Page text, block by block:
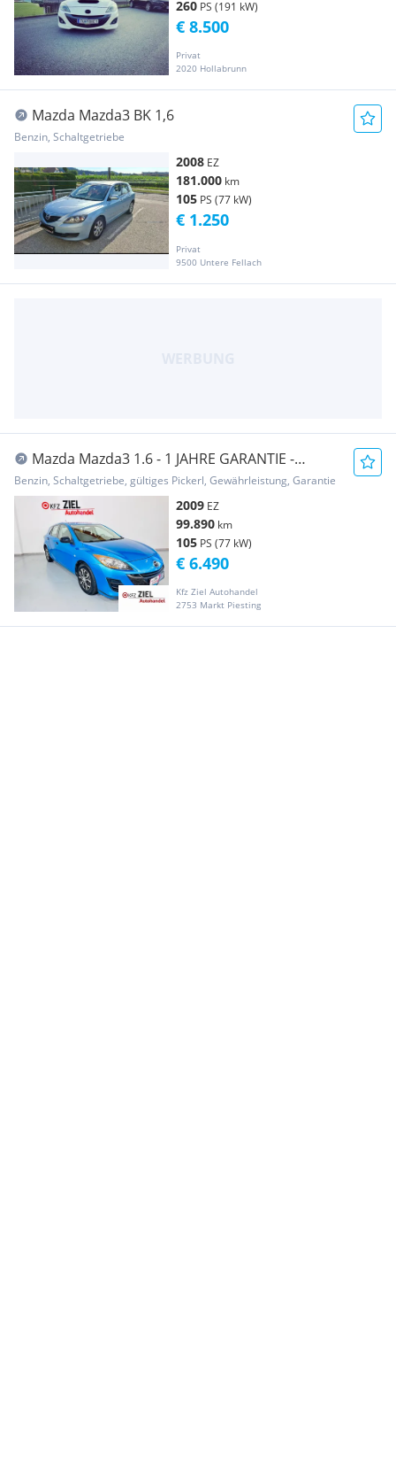
260 PS (191 kW)
Privat
2020 Hollabrunn
€ 8.500
Mazda Mazda3 BK 1,6
Benzin, Schaltgetriebe
2008 EZ
181.000 km
105 PS (77 kW)
Privat
9500 Untere Fellach
€ 1.250
Mazda Mazda3 1.6 - 1 JAHRE GARANTIE -
FINANZIERUNG -
Benzin, Schaltgetriebe, gültiges Pickerl, Gewährleistung, Garantie
2009 EZ
99.890 km
105 PS (77 kW)
Kfz Ziel Autohandel
2753 Markt Piesting
€ 6.490